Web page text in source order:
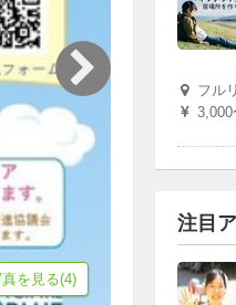
を見る(4)
フル
3,000
注目